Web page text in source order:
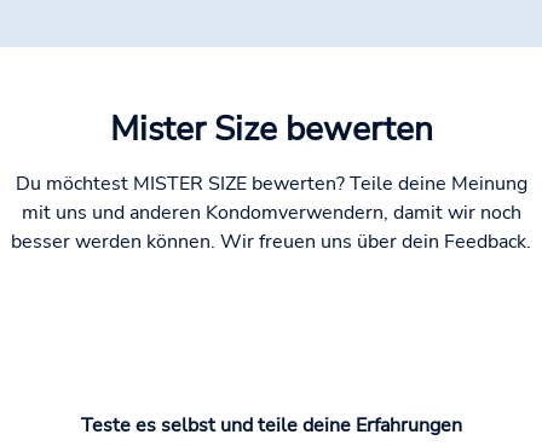
Mister Size bewerten
Du möchtest MISTER SIZE bewerten? Teile deine Meinung
mit uns und anderen Kondomverwendern, damit wir noch
besser werden können. Wir freuen uns über dein Feedback.
Teste es selbst und teile deine Erfahrungen